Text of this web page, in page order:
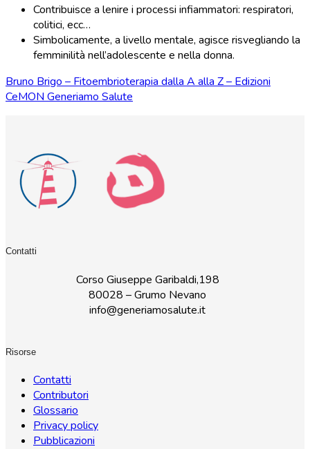
Contribuisce a lenire i processi infiammatori: respiratori,
colitici, ecc…
Simbolicamente, a livello mentale, agisce risvegliando la
femminilità nell’adolescente e nella donna.
Bruno Brigo – Fitoembrioterapia dalla A alla Z – Edizioni
CeMON Generiamo Salute
Contatti
Corso Giuseppe Garibaldi,198
80028 – Grumo Nevano
info@generiamosalute.it
Risorse
Contatti
Contributori
Glossario
Privacy policy
Pubblicazioni